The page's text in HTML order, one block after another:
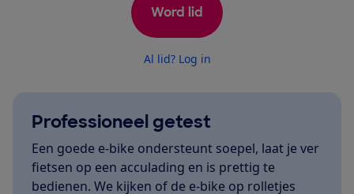
Word lid
Al lid? Log in
Professioneel getest
Een goede e-bike ondersteunt soepel, laat je ver
fietsen op een acculading en is prettig te
bedienen. We kijken of de e-bike op rolletjes